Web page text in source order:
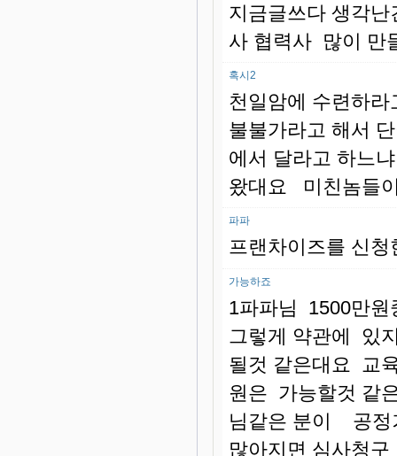
지금글쓰다 생각
사 협력사 많이 만
혹시2
천일암에 수련하
불불가라고 해서
에서 달라고 하느
왔대요 미친놈들
파파
프랜차이즈를 신
가능하죠
1파파님 1500만
그렇게 약관에 있
될것 같은대요 교
원은 가능할것
님같은 분이 공정
많아지면 심사청